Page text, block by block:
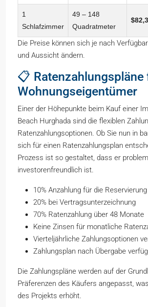
1
Schlafzimmer
49 – 148
Quadratmeter
Die Preise können sich je nach
und Aussicht ändern.
📋 Ratenzahlungspläne
Wohnungseigentümer
Einer der Höhepunkte beim Kauf einer
Beach Hurghada sind die flexiblen
Ratenzahlungsoptionen. Ob Sie nun in
sich für einen Ratenzahlungsplan
Prozess ist so gestaltet, dass er
investorenfreundlich ist.
10% Anzahlung für die Reservierung
20% bei Vertragsunterzeichnung
70% Ratenzahlung über 48 Monate
Keine Zinsen für monatliche
Vierteljährliche Zahlungsoptionen
Zahlungsplan nach Übergabe
Die Zahlungspläne werden auf der
Präferenzen des Käufers angepasst,
des Projekts erhöht.